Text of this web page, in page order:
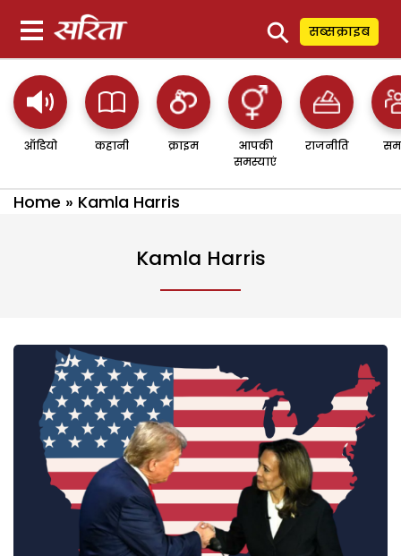
⚲ सब्सक्राइब
ऑडियो कहानी क्राइम
आपकी
समस्याएं
राजनीति
Home » Kamla Harris
Kamla Harris